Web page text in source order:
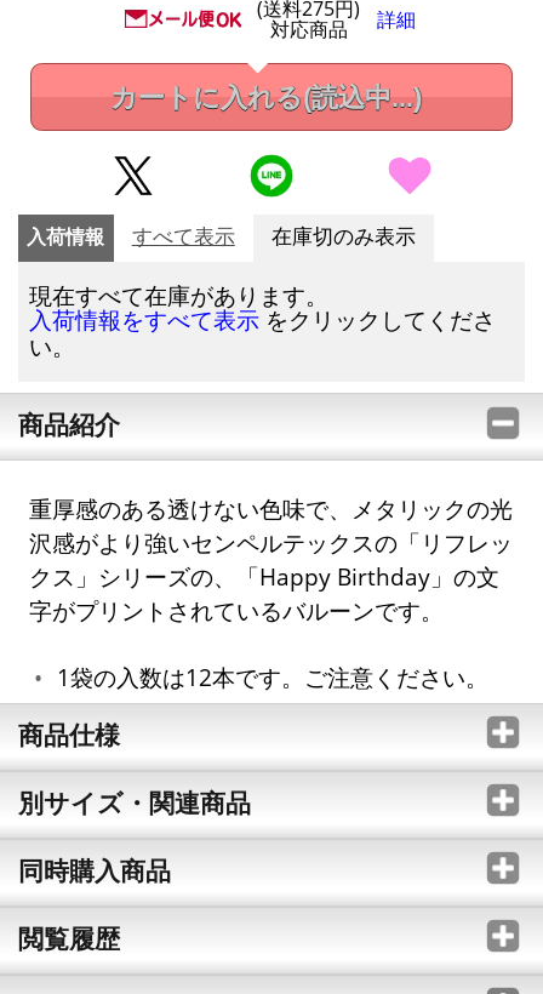
(送料275円)
対応商品 詳細
カートに入れる(読込中...)
入荷情報 すべて表示 在庫切のみ表示
現在すべて在庫があります。
入荷情報をすべて表示 をクリックしてくださ
い。
商品紹介
重厚感のある透けない色味で、メタリックの光
沢感がより強いセンペルテックスの「リフレッ
クス」シリーズの、「Happy Birthday」の文
字がプリントされているバルーンです。
1袋の入数は12本です。ご注意ください。
商品仕様
別サイズ・関連商品
同時購入商品
閲覧履歴